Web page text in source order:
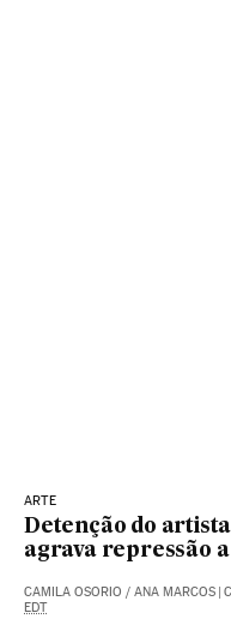
ARTE
Detenção do
agrava repressão
CAMILA OSORIO / ANA MARCOS
EDT